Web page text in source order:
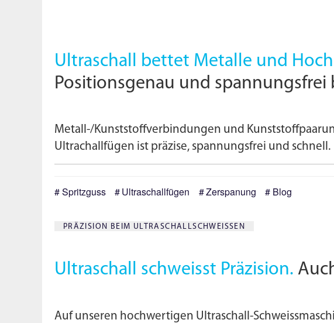
Ultraschall bettet Metalle und
Positionsgenau und
Metall-/Kunststoffverbindungen und
Ultrachallfügen ist präzise, spannungs­frei und schnell.
Spritzguss Ultraschallfügen Zerspanung Blog
PRÄZISION BEIM ULTRASCHALLSCHWEISSEN
Ultraschall schweisst Präzision.
Auf unseren hochwertigen Ultraschall-